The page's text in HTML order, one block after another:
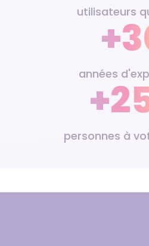
utilisateurs
années
personnes à